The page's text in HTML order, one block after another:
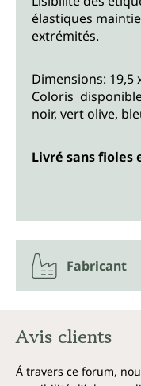
élastiques
extrémités.
Dimensions: 19,5
Coloris
noir, vert olive,
Livré sans fioles
Fabricant
Avis clients
Á travers ce forum,